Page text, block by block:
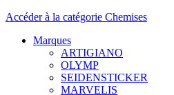
Accéder à la catégorie Chemises
Marques
ARTIGIANO
OLYMP
SEIDENSTICKER
MARVELIS